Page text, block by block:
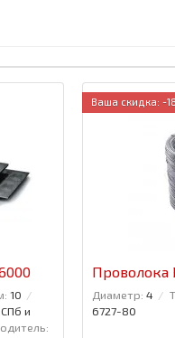
10
СПб и
Ваша скидка: -
Проволока
Диаметр: 4
6727-80